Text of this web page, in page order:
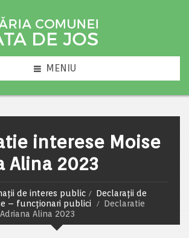
MENIU
interese Moise
Alina 2023
de interes public
Declarații de
– funcționari publici
Declaratie
Alina 2023